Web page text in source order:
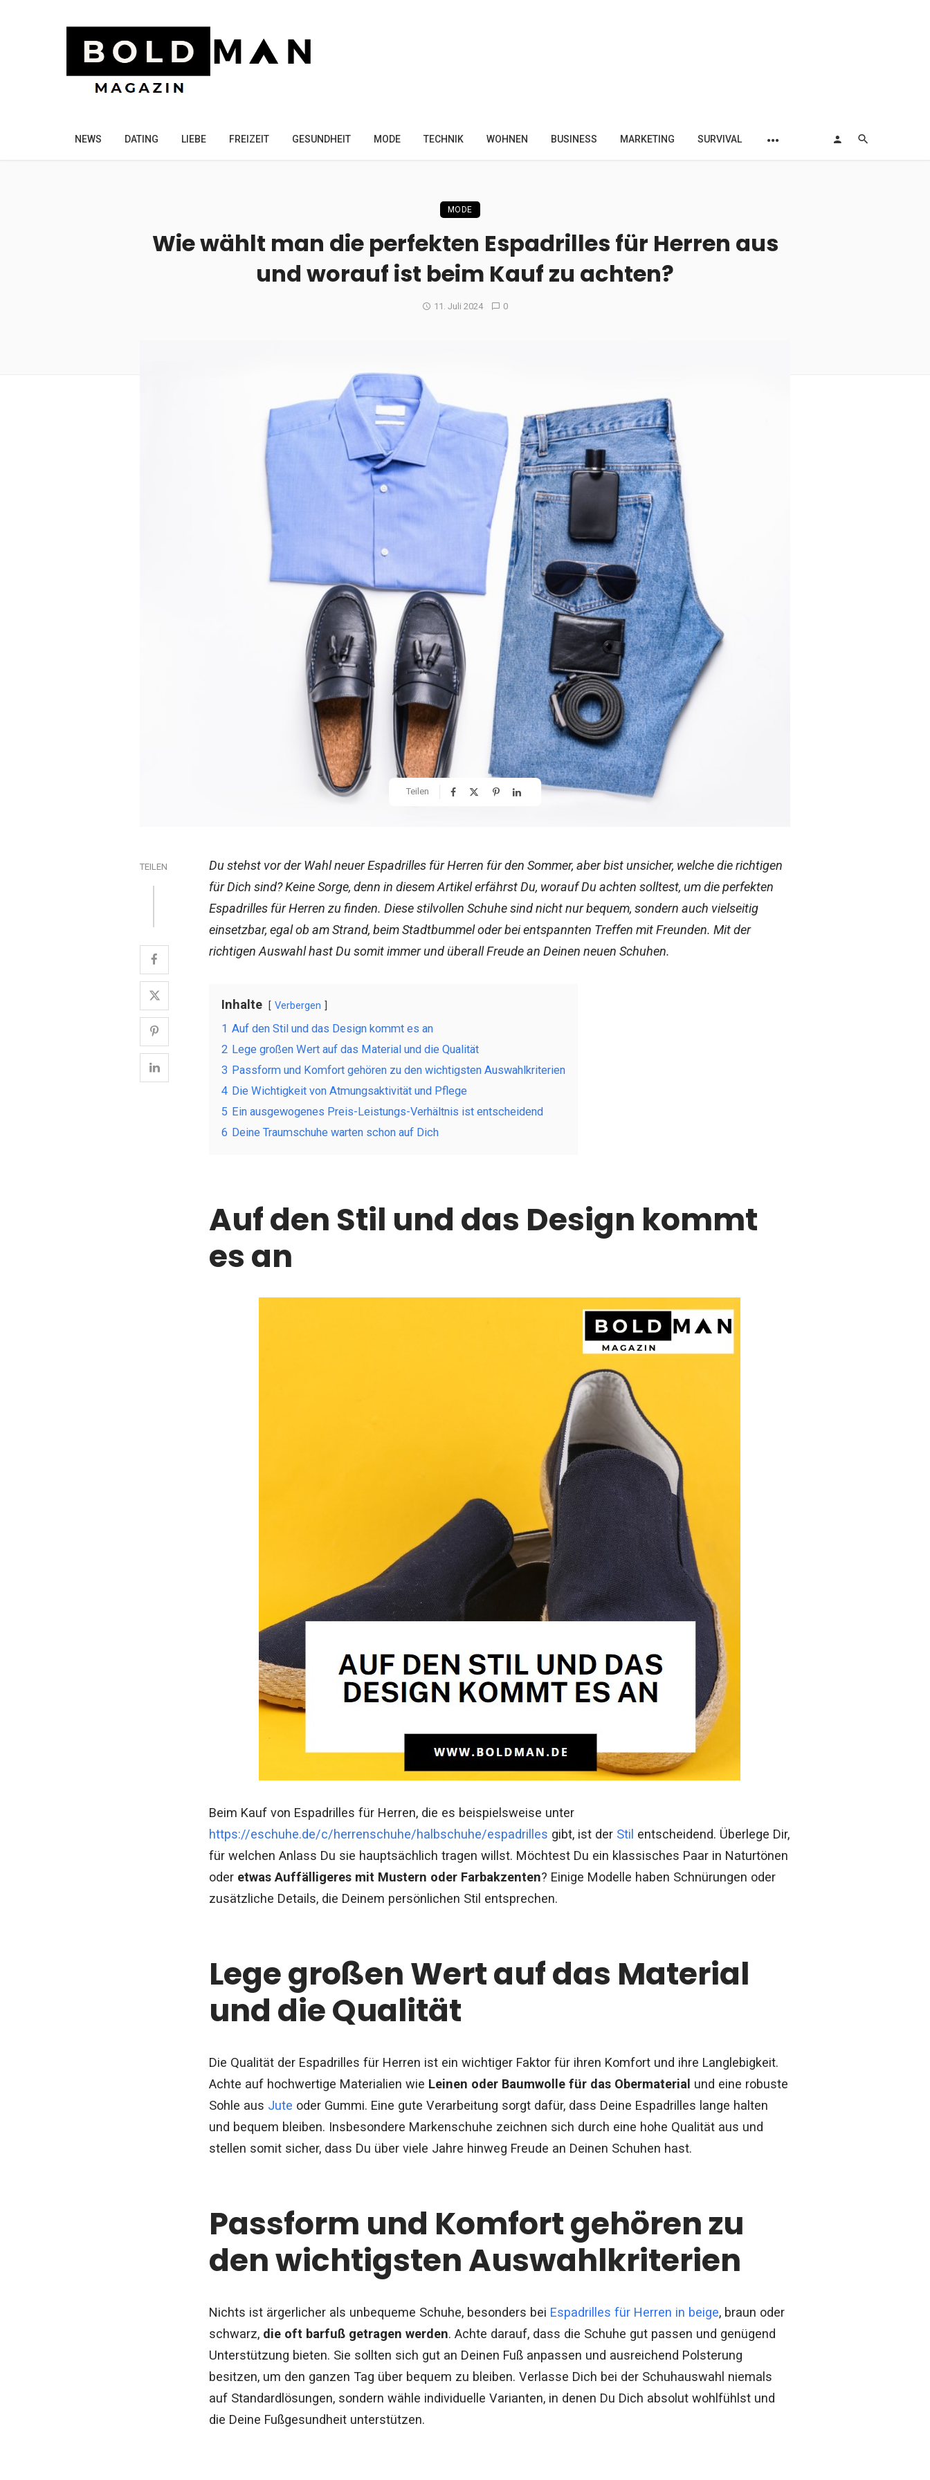
NEWS DATING LIEBE FREIZEIT GESUNDHEIT MODE TECHNIK WOHNEN BUSINESS MARKETING SURVIVAL
MODE
Wie wählt man die perfekten Espadrilles für Herren aus
und worauf ist beim Kauf zu achten?
11. Juli 2024 0
Teilen
TEILEN
Du stehst vor der Wahl neuer Espadrilles für Herren für den Sommer, aber bist unsicher, welche die richtigen
für Dich sind? Keine Sorge, denn in diesem Artikel erfährst Du, worauf Du achten solltest, um die perfekten
Espadrilles für Herren zu finden. Diese stilvollen Schuhe sind nicht nur bequem, sondern auch vielseitig
einsetzbar, egal ob am Strand, beim Stadtbummel oder bei entspannten Treffen mit Freunden. Mit der
richtigen Auswahl hast Du somit immer und überall Freude an Deinen neuen Schuhen.
Inhalte Verbergen
1 Auf den Stil und das Design kommt es an
2 Lege großen Wert auf das Material und die Qualität
3 Passform und Komfort gehören zu den wichtigsten Auswahlkriterien
4 Die Wichtigkeit von Atmungsaktivität und Pflege
5 Ein ausgewogenes Preis-Leistungs-Verhältnis ist entscheidend
6 Deine Traumschuhe warten schon auf Dich
Auf den Stil und das Design kommt
es an
Beim Kauf von Espadrilles für Herren, die es beispielsweise unter
https://eschuhe.de/c/herrenschuhe/halbschuhe/espadrilles gibt, ist der Stil entscheidend. Überlege Dir,
für welchen Anlass Du sie hauptsächlich tragen willst. Möchtest Du ein klassisches Paar in Naturtönen
oder etwas Auffälligeres mit Mustern oder Farbakzenten? Einige Modelle haben Schnürungen oder
zusätzliche Details, die Deinem persönlichen Stil entsprechen.
Lege großen Wert auf das Material
und die Qualität
Die Qualität der Espadrilles für Herren ist ein wichtiger Faktor für ihren Komfort und ihre Langlebigkeit.
Achte auf hochwertige Materialien wie Leinen oder Baumwolle für das Obermaterial und eine robuste
Sohle aus Jute oder Gummi. Eine gute Verarbeitung sorgt dafür, dass Deine Espadrilles lange halten
und bequem bleiben. Insbesondere Markenschuhe zeichnen sich durch eine hohe Qualität aus und
stellen somit sicher, dass Du über viele Jahre hinweg Freude an Deinen Schuhen hast.
Passform und Komfort gehören zu
den wichtigsten Auswahlkriterien
Nichts ist ärgerlicher als unbequeme Schuhe, besonders bei Espadrilles für Herren in beige, braun oder
schwarz, die oft barfuß getragen werden. Achte darauf, dass die Schuhe gut passen und genügend
Unterstützung bieten. Sie sollten sich gut an Deinen Fuß anpassen und ausreichend Polsterung
besitzen, um den ganzen Tag über bequem zu bleiben. Verlasse Dich bei der Schuhauswahl niemals
auf Standardlösungen, sondern wähle individuelle Varianten, in denen Du Dich absolut wohlfühlst und
die Deine Fußgesundheit unterstützen.